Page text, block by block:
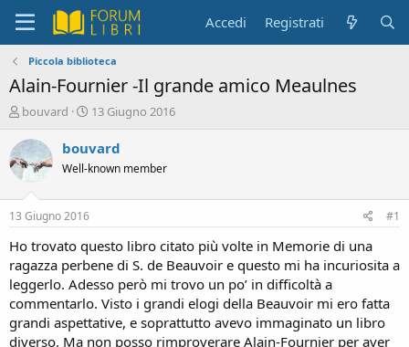
Accedi Registrati
Piccola biblioteca
Alain-Fournier -Il grande amico Meaulnes
C
e
a
t
e
D
s
c
u
s
s
bouvard
D
t
d
i
i
o
13 Giugno 2016
bouvard
Well-known member
13 Giugno 2016 #1
Ho trovato questo libro citato più volte in Memorie di una
ragazza perbene di S. de Beauvoir e questo mi ha incuriosita a
leggerlo. Adesso però mi trovo un po’ in difficoltà a
commentarlo. Visto i grandi elogi della Beauvoir mi ero fatta
grandi aspettative, e soprattutto avevo immaginato un libro
diverso. Ma non posso rimproverare Alain-Fournier per aver